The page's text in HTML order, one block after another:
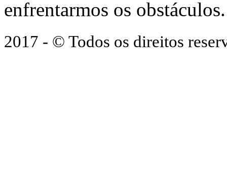
enfrentarmos os obstáculos.
2017 - © Todos os direitos